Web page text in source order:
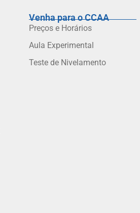
Venha para o CCAA
Preços e Horários
Aula Experimental
Teste de Nivelamento